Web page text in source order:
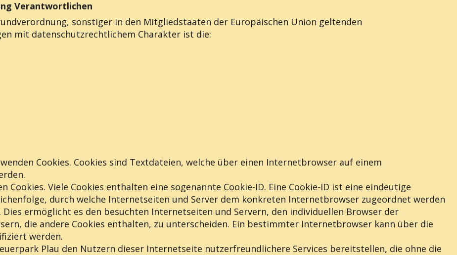
Verantwortlichen
sonstiger in den Mitgliedstaaten der Europäischen Union geltenden
mit datenschutzrechtlichem Charakter ist die:
Cookies. Cookies sind Textdateien, welche über einen Internetbrowser auf einem
Cookies. Viele Cookies enthalten eine sogenannte Cookie-ID. Eine Cookie-ID ist eine eindeutige
durch welche Internetseiten und Server dem konkreten Internetbrowser zugeordnet werden
ermöglicht es den besuchten Internetseiten und Servern, den individuellen Browser der
die andere Cookies enthalten, zu unterscheiden. Ein bestimmter Internetbrowser kann über die
werden.
Plau den Nutzern dieser Internetseite nutzerfreundlichere Services bereitstellen, die ohne die